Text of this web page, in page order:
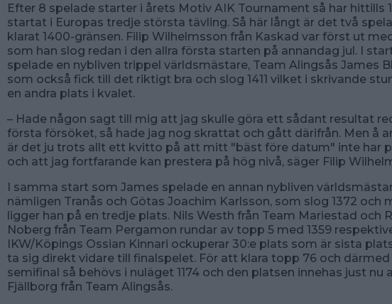
Efter 8 spelade starter i årets Motiv AIK Tournament så har hittills
startat i Europas tredje största tävling. Så här långt är det två
klarat 1400-gränsen. Filip Wilhelmsson från Kaskad var först ut
som han slog redan i den allra första starten på annandag jul. I
spelade en nybliven trippel världsmästare, Team Alingsås James
som också fick till det riktigt bra och slog 1411 vilket i skrivande
en andra plats i kvalet.
– Hade någon sagt till mig att jag skulle göra ett sådant resultat
första försöket, så hade jag nog skrattat och gått därifrån. Men å
är det ju trots allt ett kvitto på att mitt "bäst före datum" inte har
och att jag fortfarande kan prestera på hög nivå, säger Filip
I samma start som James spelade en annan nybliven
nämligen Tranås och Götas Joachim Karlsson, som slog 1372 och
ligger han på en tredje plats. Nils Westh från Team Mariestad och
Noberg från Team Pergamon rundar av topp 5 med 1359
IKW/Köpings Ossian Kinnari ockuperar 30:e plats som är sista
ta sig direkt vidare till finalspelet. För att klara topp 76 och därmed
semifinal så behövs i nuläget 1174 och den platsen innehas just nu
Fjällborg från Team Alingsås.